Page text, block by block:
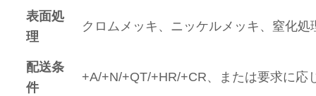
表面処
理
クロムメッキ、ニッケルメッキ、窒化
配送条
件
+A/+N/+QT/+HR/+CR、または要求に応